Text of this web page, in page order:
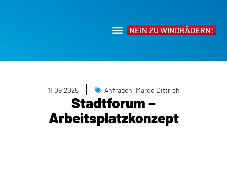
NEIN ZU WINDRÄDERN!
11.09.2025 Anfragen, Marco Dittrich
Stadtforum –
Arbeitsplatzkonzept